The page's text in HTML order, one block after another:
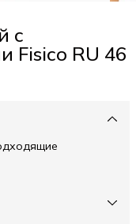
с
Fisico RU 46